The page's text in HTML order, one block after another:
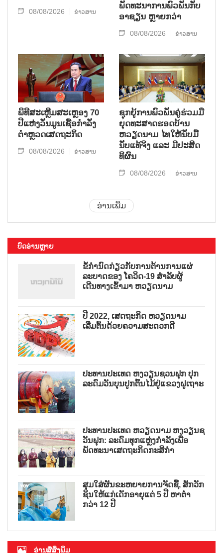
08/08/2026 ຂ່າວສານ
ພັດທະນາການພົວພັນກັບ
ອາຊຽນ ຫຼາຍກວ່າ
08/08/2026 ຂ່າວສານ
ພິທີສະເຫຼີມສະເຫຼອງ 70
ປີແຫ່ງວັນມູນເຊື້ອກຳລັງ
ຕຳຫຼວດເສດຖະກິດ
08/08/2026 ຂ່າວສານ
ຊຸກ​ຍູ້​ການ​ພົວ​ພັນ​ຄູ່​ຮ່ວມ​ມື​
ຍຸດ​ທະ​ສາດ​ຮອດ​ບ້ານ
ຫວຽດ​ນາມ ໄທ​ໃຫ້​ນັບ​ມື້​
ນັບ​ແທ້​ຈິງ ແລະ ມີ​ປະ​ສິດ​
ທິ​ຜົນ
08/08/2026 ຂ່າວສານ
ອ່ານເພີ່ມ
ບົດອ່ານຫຼາຍ
ຂໍ້ກຳນົດກ່ຽວກັບການຕ້ານການແຜ່
ລະບາດຂອງ ໂຄວິດ-19 ສຳລັບຜູ້
ເດີນທາງເຂົ້າມາ ຫວຽດນາມ
ປີ 2022, ເສດຖະກິດ ຫວຽດນາມ
ເລີ່ມຕົ້ນດ້ວຍຄວາມສະດວກດີ
ປະທານປະເທດ ຫງວຽນຊວນຟຸກ ປຸກ
ລະດົມວັນບຸນປູກຕົ້ນໄມ້ຢູ່ແຂວງຝູເຖາະ
ປະທານປະເທດ ຫວຽດນາມ ຫງວຽນຊ
ວັນຟຸກ: ລະດົມທຸກແຫຼ່ງກຳລັງເພື່ອ
ພັດທະນາເສດຖະກິດກະສິກຳ
ສຸມໃສ່ຜັນຂະຫຍາຍການຈັດຊື້, ສັກວັກ
ຊິນໃຫ້ແກ່ເດັກອາຍຸແຕ່ 5 ປີ ຫາຕ່ຳ
ກວ່າ 12 ປີ
ອ່ານສື່ສິ່ງພິມ